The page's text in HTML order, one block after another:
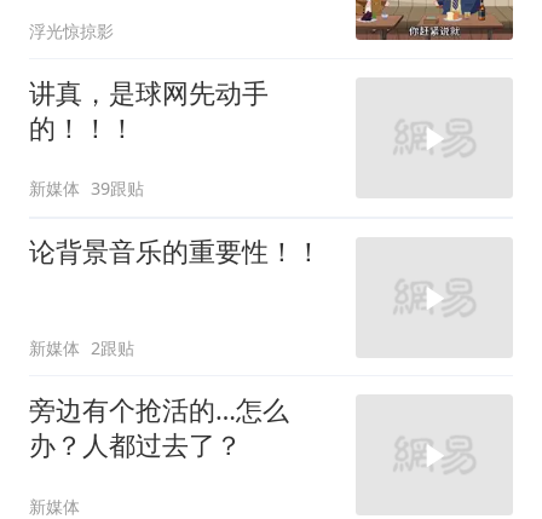
浮光惊掠影
讲真，是球网先动手
的！！！
新媒体 39跟贴
论背景音乐的重要性！！
新媒体 2跟贴
旁边有个抢活的…怎么
办？人都过去了？
新媒体